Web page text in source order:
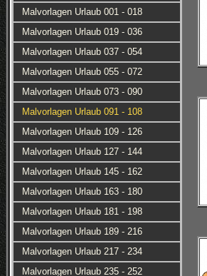
Malvorlagen Urlaub 001 - 018
Malvorlagen Urlaub 019 - 036
Malvorlagen Urlaub 037 - 054
Malvorlagen Urlaub 055 - 072
Malvorlagen Urlaub 073 - 090
Malvorlagen Urlaub 091 - 108
Malvorlagen Urlaub 109 - 126
Malvorlagen Urlaub 127 - 144
Malvorlagen Urlaub 145 - 162
Malvorlagen Urlaub 163 - 180
Malvorlagen Urlaub 181 - 198
Malvorlagen Urlaub 189 - 216
Malvorlagen Urlaub 217 - 234
Malvorlagen Urlaub 235 - 252